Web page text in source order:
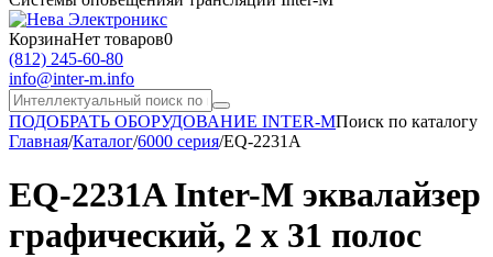
КорзинаНет товаров0
(812) 245-60-80
info@inter-m.info
ПОДОБРАТЬ ОБОРУДОВАНИЕ INTER-MПоиск по каталогу
Главная/Каталог/6000 серия/EQ-2231A
EQ-2231A Inter-M эквалайзер
графический, 2 х 31 полос